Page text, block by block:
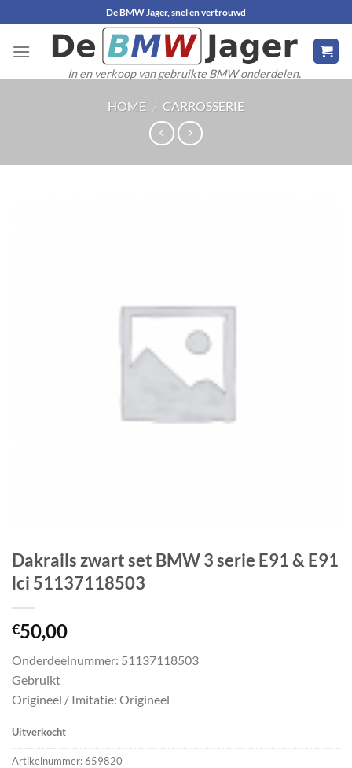
naar
inhoud
De BMW Jager, snel en vertrouwd
In en verkoop van gebruikte BMW onderdelen.
HOME / CARROSSERIE
Dakrails zwart set BMW 3 serie E91 & E91
lci 51137118503
€50,00
Onderdeelnummer: 51137118503
Gebruikt
Origineel / Imitatie: Origineel
Uitverkocht
Artikelnummer:659820